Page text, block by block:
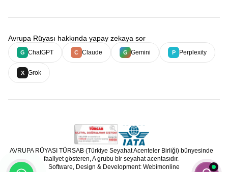
Avrupa Rüyası hakkında yapay zekaya sor
G ChatGPT C Claude G Gemini P Perplexity
X Grok
AVRUPA RÜYASI TÜRSAB (Türkiye Seyahat Acenteler Birliği) bünyesinde
faaliyet gösteren, A grubu bir seyahat acentasıdır.
Software, Design & Development: Webimonline